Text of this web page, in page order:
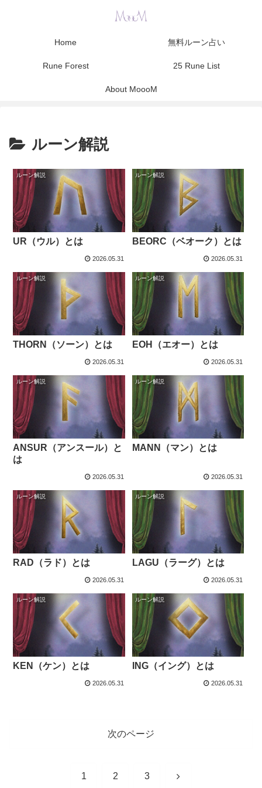
Home 無料ルーン占い
Rune Forest 25 Rune List
About MoooM
ルーン解説
ルーン解説
UR（ウル）とは
2026.05.31
ルーン解説
BEORC（ベオーク）とは
2026.05.31
ルーン解説
THORN（ソーン）とは
2026.05.31
ルーン解説
EOH（エオー）とは
2026.05.31
ルーン解説
ANSUR（アンスール）と
は
2026.05.31
ルーン解説
MANN（マン）とは
2026.05.31
ルーン解説
RAD（ラド）とは
2026.05.31
ルーン解説
LAGU（ラーグ）とは
2026.05.31
ルーン解説
KEN（ケン）とは
2026.05.31
ルーン解説
ING（イング）とは
2026.05.31
次のページ
1 2 3 次